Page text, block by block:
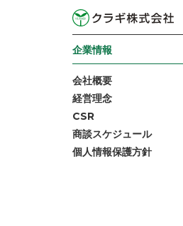
企業情報
会社概要
経営理念
CSR
商談スケジュール
個人情報保護方針